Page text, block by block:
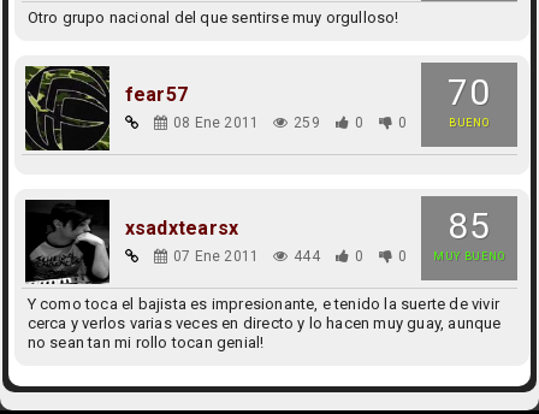
Otro grupo nacional del que sentirse muy orgulloso!
70
BUENO
fear57
08 Ene 2011 259 0 0
85
MUY BUENO
xsadxtearsx
07 Ene 2011 444 0 0
Y como toca el bajista es impresionante, e tenido la suerte de vivir
cerca y verlos varias veces en directo y lo hacen muy guay, aunque
no sean tan mi rollo tocan genial!